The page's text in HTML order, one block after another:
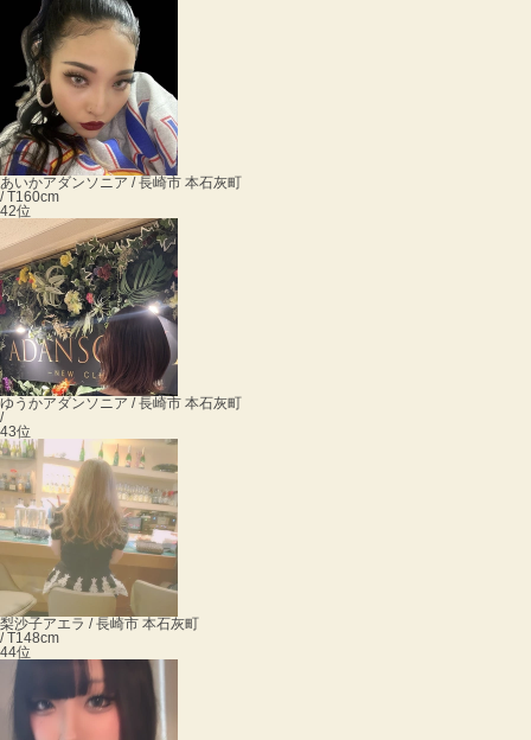
あいかアダンソニア / 長崎市 本石灰町
/ T160cm
42位
ゆうかアダンソニア / 長崎市 本石灰町
/
43位
梨沙子アエラ / 長崎市 本石灰町
/ T148cm
44位